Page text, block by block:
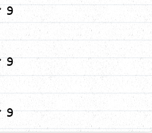
و
و
و